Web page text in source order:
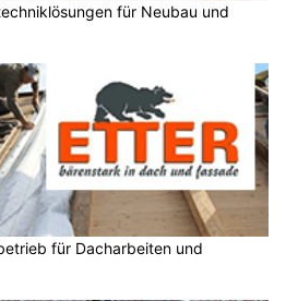
für Neubau und
für Dacharbeiten und